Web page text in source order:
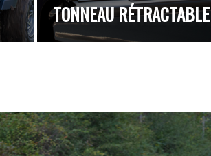
TONNEAU RÉTRACTABLE